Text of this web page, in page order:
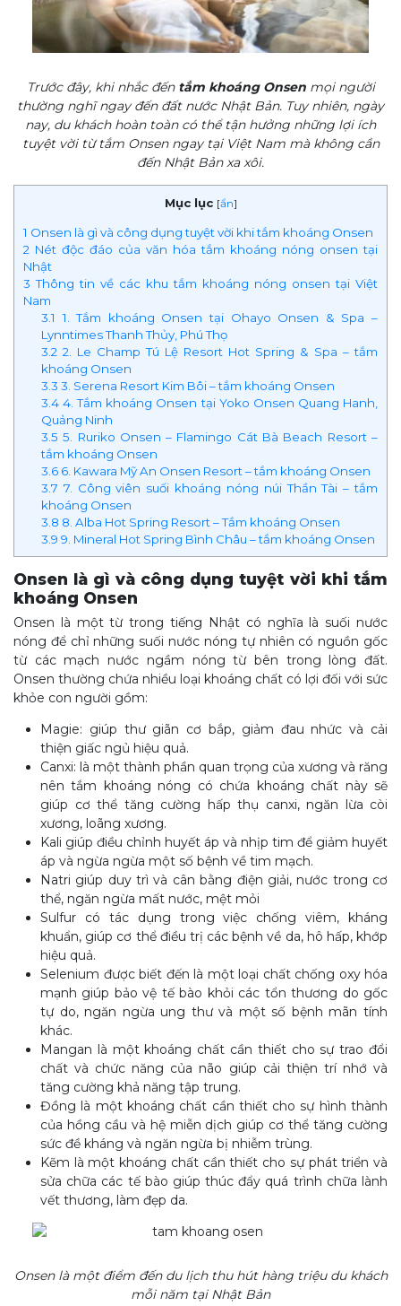
Trước đây, khi nhắc đến tắm khoáng Onsen mọi người
thường nghĩ ngay đến đất nước Nhật Bản. Tuy nhiên, ngày
nay, du khách hoàn toàn có thể tận hưởng những lợi ích
tuyệt vời từ tắm Onsen ngay tại Việt Nam mà không cần
đến Nhật Bản xa xôi.
Mục lục [ẩn]
1 Onsen là gì và công dụng tuyệt vời khi tắm khoáng Onsen
2 Nét độc đáo của văn hóa tắm khoáng nóng onsen tại
Nhật
3 Thông tin về các khu tắm khoáng nóng onsen tại Việt
Nam
3.1 1. Tắm khoáng Onsen tại Ohayo Onsen & Spa –
Lynntimes Thanh Thủy, Phú Thọ
3.2 2. Le Champ Tú Lệ Resort Hot Spring & Spa – tắm
khoáng Onsen
3.3 3. Serena Resort Kim Bôi – tắm khoáng Onsen
3.44. Tắm khoáng Onsen tại Yoko Onsen Quang Hanh,
Quảng Ninh
3.5 5. Ruriko Onsen – Flamingo Cát Bà Beach Resort –
tắm khoáng Onsen
3.66. Kawara Mỹ An Onsen Resort – tắm khoáng Onsen
3.7 7. Công viên suối khoáng nóng núi Thần Tài – tắm
khoáng Onsen
3.8 8. Alba Hot Spring Resort – Tắm khoáng Onsen
3.9 9. Mineral Hot Spring Bình Châu – tắm khoáng Onsen
Onsen là gì và công dụng tuyệt vời khi tắm
khoáng Onsen
Onsen là một từ trong tiếng Nhật có nghĩa là suối nước
nóng để chỉ những suối nước nóng tự nhiên có nguồn gốc
từ các mạch nước ngầm nóng từ bên trong lòng đất.
Onsen thường chứa nhiều loại khoáng chất có lợi đối với sức
khỏe con người gồm:
Magie: giúp thư giãn cơ bắp, giảm đau nhức và cải
thiện giấc ngủ hiệu quả.
Canxi: là một thành phần quan trọng của xương và răng
nên tắm khoáng nóng có chứa khoáng chất này sẽ
giúp cơ thể tăng cường hấp thụ canxi, ngăn lừa còi
xương, loãng xương.
Kali giúp điều chỉnh huyết áp và nhịp tim để giảm huyết
áp và ngừa ngừa một số bệnh về tim mạch.
Natri giúp duy trì và cân bằng điện giải, nước trong cơ
thể, ngăn ngừa mất nước, mệt mỏi
Sulfur có tác dụng trong việc chống viêm, kháng
khuẩn, giúp cơ thể điều trị các bệnh về da, hô hấp, khớp
hiệu quả.
Selenium được biết đến là một loại chất chống oxy hóa
mạnh giúp bảo vệ tế bào khỏi các tổn thương do gốc
tự do, ngăn ngừa ung thư và một số bệnh mãn tính
khác.
Mangan là một khoáng chất cần thiết cho sự trao đổi
chất và chức năng của não giúp cải thiện trí nhớ và
tăng cường khả năng tập trung.
Đồng là một khoáng chất cần thiết cho sự hình thành
của hồng cầu và hệ miễn dịch giúp cơ thể tăng cường
sức đề kháng và ngăn ngừa bị nhiễm trùng.
Kẽm là một khoáng chất cần thiết cho sự phát triển và
sửa chữa các tế bào giúp thúc đẩy quá trình chữa lành
vết thương, làm đẹp da.
Onsen là một điểm đến du lịch thu hút hàng triệu du khách
mỗi năm tại Nhật Bản